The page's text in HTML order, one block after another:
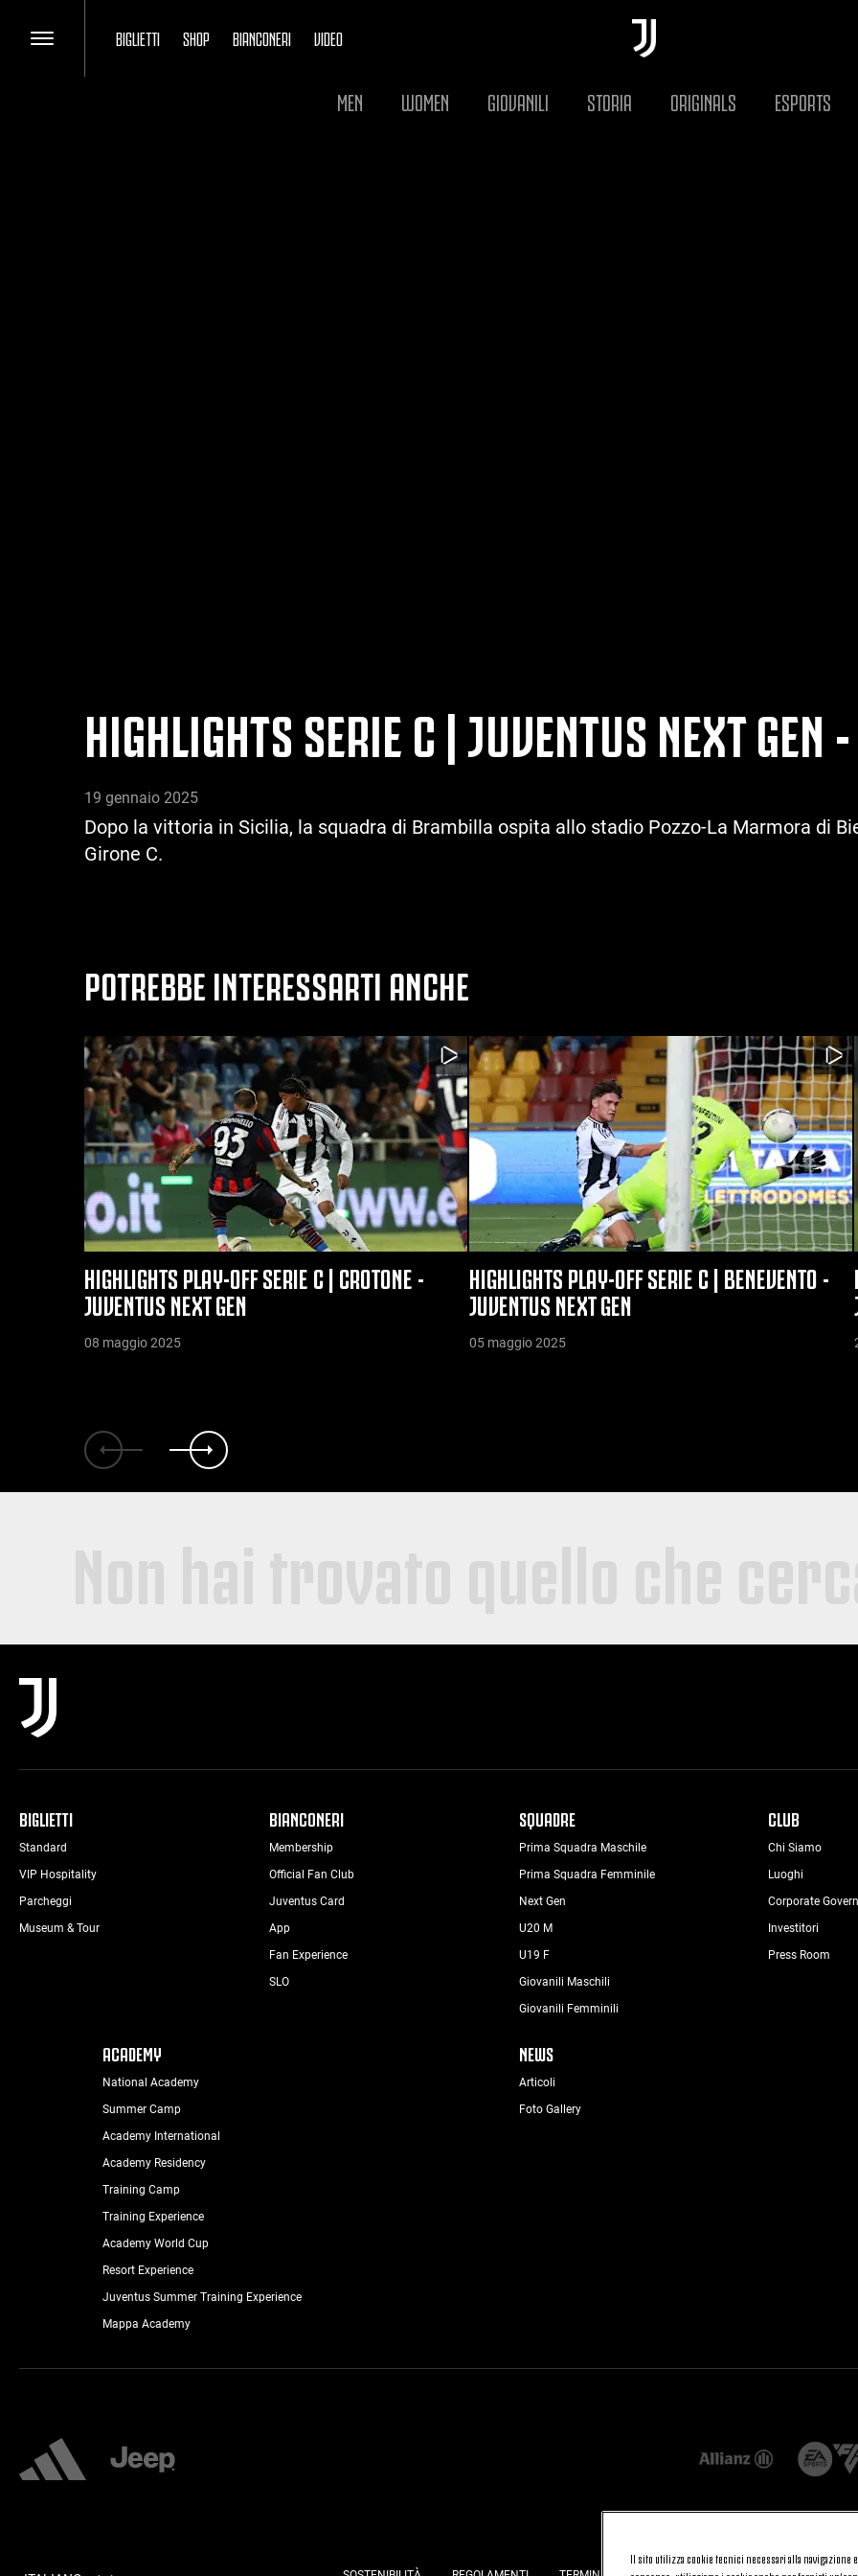
BIGLIETTI SHOP BIANCONERI VIDEO
MEN WOMEN GIOVANILI STORIA ORIGINALS ESPORTS
HIGHLIGHTS SERIE C | JUVENTUS NEXT GEN
19 gennaio 2025
Dopo la vittoria in Sicilia, la squadra di Brambilla ospita allo stadio Pozzo-La Marmora di
Girone C.
POTREBBE INTERESSARTI ANCHE
HIGHLIGHTS PLAY-OFF SERIE C | CROTONE -
JUVENTUS NEXT GEN
08 maggio 2025
HIGHLIGHTS PLAY-OFF SERIE C | BENEVENTO -
JUVENTUS NEXT GEN
05 maggio 2025
BIGLIETTI
Standard
VIP Hospitality
Parcheggi
Museum & Tour
BIANCONERI
Membership
Official Fan Club
Juventus Card
App
Fan Experience
SLO
SQUADRE
Prima Squadra Maschile
Prima Squadra Femminile
Next Gen
U20 M
U19 F
Giovanili Maschili
Giovanili Femminili
CLUB
Chi Siamo
Luoghi
Corporate
Investitori
Press Room
ACADEMY
National Academy
Summer Camp
Academy International
Academy Residency
Training Camp
Training Experience
Academy World Cup
Resort Experience
Juventus Summer Training Experience
Mappa Academy
NEWS
Articoli
Foto Gallery
Il sito utilizza cookie tecnici necessari alla